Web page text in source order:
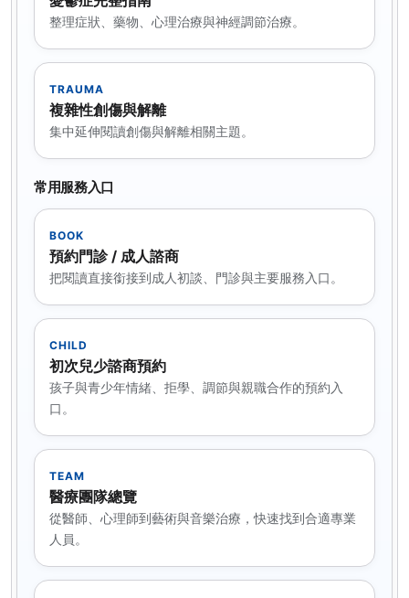
整理症狀、藥物、心理治療與神經調節治療。
TRAUMA
複雜性創傷與解離
集中延伸閱讀創傷與解離相關主題。
常用服務入口
BOOK
預約門診 / 成人諮商
把閱讀直接銜接到成人初談、門診與主要服務入口。
CHILD
初次兒少諮商預約
孩子與青少年情緒、拒學、調節與親職合作的預約入
口。
TEAM
醫療團隊總覽
從醫師、心理師到藝術與音樂治療，快速找到合適專業
人員。